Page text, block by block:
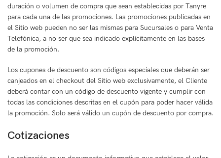
duración o volumen de compra que sean establecidas por Tanyre
para cada una de las promociones. Las promociones publicadas en
el Sitio web pueden no ser las mismas para Sucursales o para Venta
Telefónica, a no ser que sea indicado explícitamente en las bases
de la promoción.
Los cupones de descuento son códigos especiales que deberán ser
canjeados en el checkout del Sitio web exclusivamente, el Cliente
deberá contar con un código de descuento vigente y cumplir con
todas las condiciones descritas en el cupón para poder hacer válida
la promoción. Solo será válido un cupón de descuento por compra.
Cotizaciones